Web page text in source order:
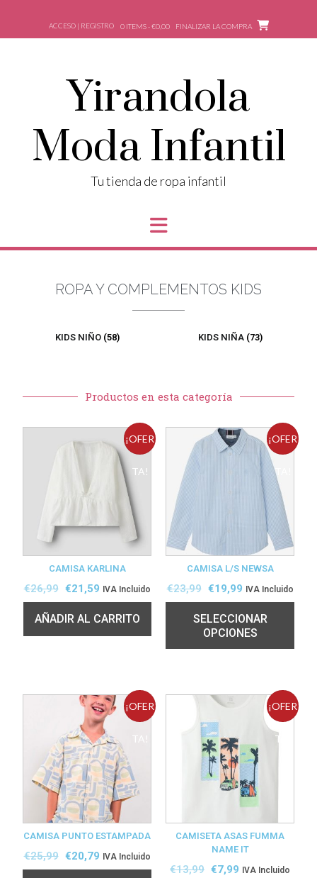
ACCESO | REGISTRO 0 ITEMS - €0,00 FINALIZAR LA COMPRA
Yirandola
Moda Infantil
Tu tienda de ropa infantil
ROPA Y COMPLEMENTOS KIDS
KIDS NIÑO (58) KIDS NIÑA (73)
Productos en esta categoría
¡OFER
TA!
CAMISA KARLINA
€26,99 €21,59 IVA Incluido
AÑADIR AL CARRITO
¡OFER
TA!
CAMISA L/S NEWSA
€23,99 €19,99 IVA Incluido
SELECCIONAR
OPCIONES
¡OFER
TA!
CAMISA PUNTO ESTAMPADA
€25,99 €20,79 IVA Incluido
¡OFER
TA!
CAMISETA ASAS FUMMA
NAME IT
€13,99 €7,99 IVA Incluido